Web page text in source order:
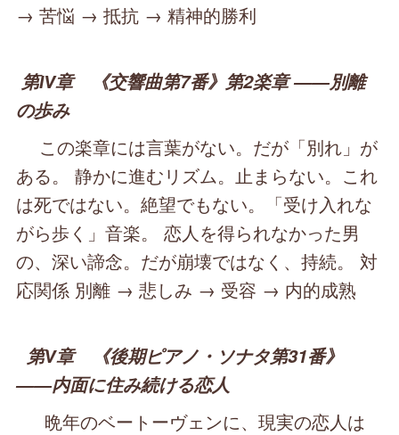
→ 苦悩 → 抵抗 → 精神的勝利
第Ⅳ章 《交響曲第7番》第2楽章 ――別離
の歩み
この楽章には言葉がない。だが「別れ」が
ある。 静かに進むリズム。止まらない。これ
は死ではない。絶望でもない。「受け入れな
がら歩く」音楽。 恋人を得られなかった男
の、深い諦念。だが崩壊ではなく、持続。 対
応関係 別離 → 悲しみ → 受容 → 内的成熟
第Ⅴ章 《後期ピアノ・ソナタ第31番》
――内面に住み続ける恋人
晩年のベートーヴェンに、現実の恋人は